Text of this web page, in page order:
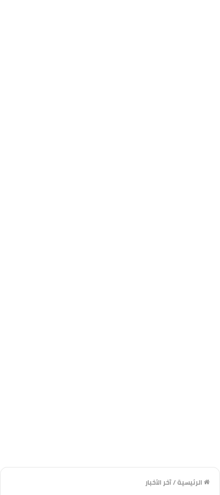
الرئيسية/آخر الأخبار